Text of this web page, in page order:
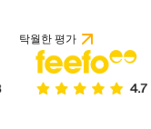
탁월한 평가